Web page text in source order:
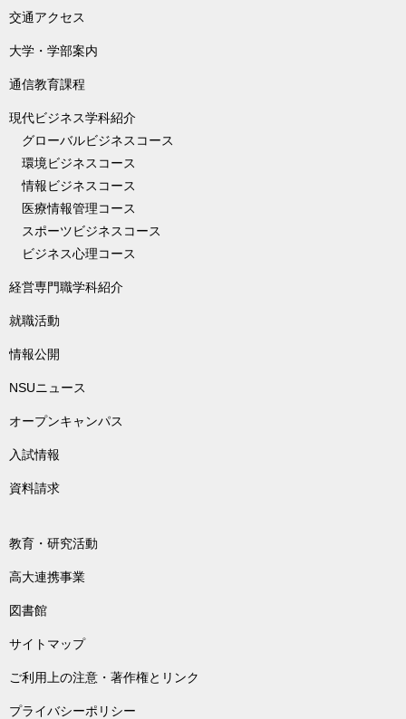
交通アクセス
大学・学部案内
通信教育課程
現代ビジネス学科紹介
グローバルビジネスコース
環境ビジネスコース
情報ビジネスコース
医療情報管理コース
スポーツビジネスコース
ビジネス心理コース
経営専門職学科紹介
就職活動
情報公開
NSUニュース
オープンキャンパス
入試情報
資料請求
教育・研究活動
高大連携事業
図書館
サイトマップ
ご利用上の注意・著作権とリンク
プライバシーポリシー